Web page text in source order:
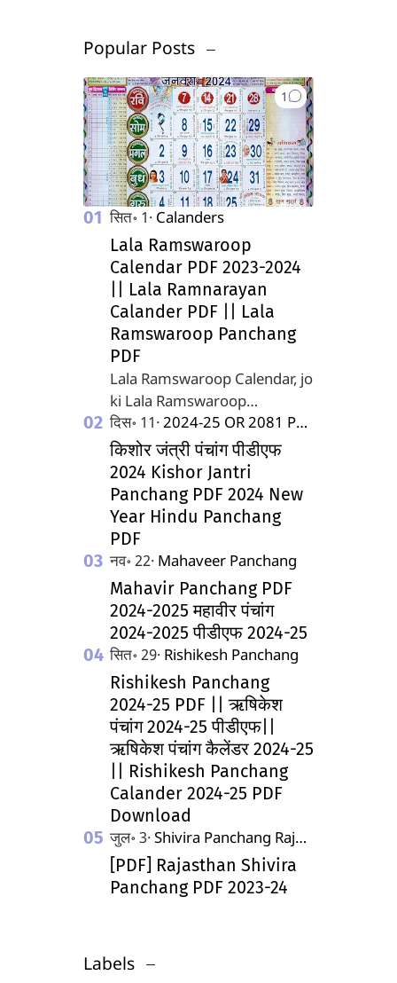
Popular Posts
Lala Ramswaroop
Calendar PDF 2023-2024
|| Lala Ramnarayan
Calander PDF || Lala
Ramswaroop Panchang
PDF
Lala Ramswaroop Calendar, jo
ki Lala Ramswaroop
Ramnarayan Panchang ke
naam se bhi jaana jata hai, ek
prasiddh Hindi panchang hai
jo har saal prakash…
किशोर जंत्री पंचांग पीडीएफ
2024 Kishor Jantri
Panchang PDF 2024 New
Year Hindu Panchang
PDF
Mahavir Panchang PDF
2024-2025 महावीर पंचांग
2024-2025 पीडीएफ 2024-25
Rishikesh Panchang
2024-25 PDF || ऋषिकेश
पंचांग 2024-25 पीडीएफ||
ऋषिकेश पंचांग कैलेंडर 2024-25
|| Rishikesh Panchang
Calander 2024-25 PDF
Download
[PDF] Rajasthan Shivira
Panchang PDF 2023-24
Labels